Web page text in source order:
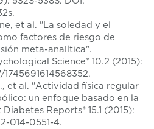
et al. "La soledad y el
factores de riesgo de
meta-analítica".
Science* 10.2 (2015):
1745691614568352.
et al. "Actividad física regular
un enfoque basado en la
Reports* 15.1 (2015):
014-0551-4.